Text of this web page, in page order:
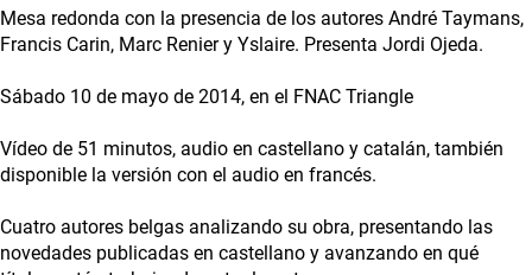
Mesa redonda con la presencia de los autores André Taymans,
Francis Carin, Marc Renier y Yslaire. Presenta Jordi Ojeda.
Sábado 10 de mayo de 2014, en el FNAC Triangle
Vídeo de 51 minutos, audio en castellano y catalán, también
disponible la versión con el audio en francés.
Cuatro autores belgas analizando su obra, presentando las
novedades publicadas en castellano y avanzando en qué